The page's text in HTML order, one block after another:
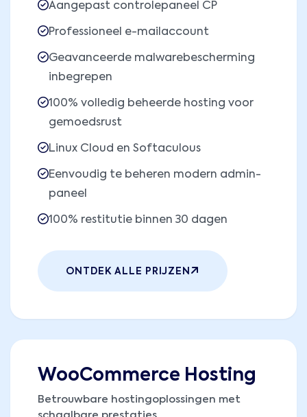
Aangepast controlepaneel CP
Professioneel e-mailaccount
Geavanceerde malwarebescherming
inbegrepen
100% volledig beheerde hosting voor
gemoedsrust
Linux Cloud en Softaculous
Eenvoudig te beheren modern admin-
paneel
100% restitutie binnen 30 dagen
ONTDEK ALLE PRIJZEN
WooCommerce Hosting
Betrouwbare hostingoplossingen met